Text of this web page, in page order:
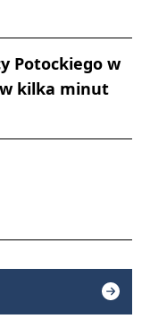
Potockiego w
w kilka minut